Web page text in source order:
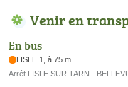
Venir en
En bus
LISLE 1, à 75 m
Arrêt LISLE SUR TARN -